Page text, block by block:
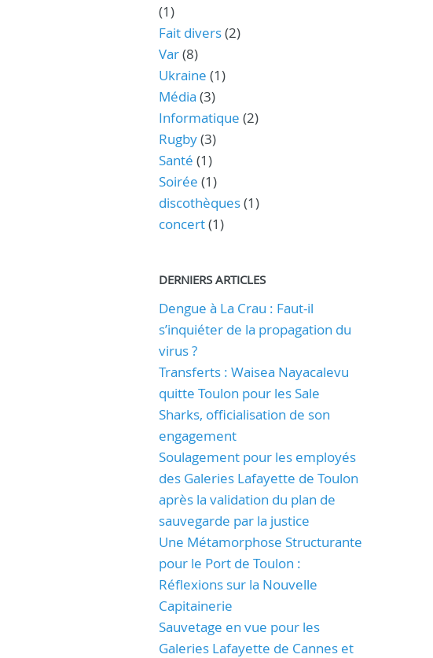
(1)
Fait divers(2)
Var(8)
Ukraine (1)
Média (3)
Informatique (2)
Rugby(3)
Santé (1)
Soirée (1)
discothèques(1)
concert(1)
DERNIERS ARTICLES
Dengue à La Crau : Faut-il
s’inquiéter de la propagation du
virus ?
Transferts : Waisea Nayacalevu
quitte Toulon pour les Sale
Sharks, officialisation de son
engagement
Soulagement pour les employés
des Galeries Lafayette de Toulon
après la validation du plan de
sauvegarde par la justice
Une Métamorphose Structurante
pour le Port de Toulon :
Réflexions sur la Nouvelle
Capitainerie
Sauvetage en vue pour les
Galeries Lafayette de Cannes et